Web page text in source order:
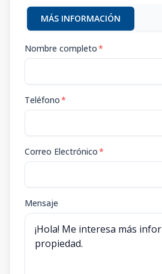
MÁS INFORMACIÓN
Nombre completo*
Teléfono*
Correo Electrónico*
Mensaje